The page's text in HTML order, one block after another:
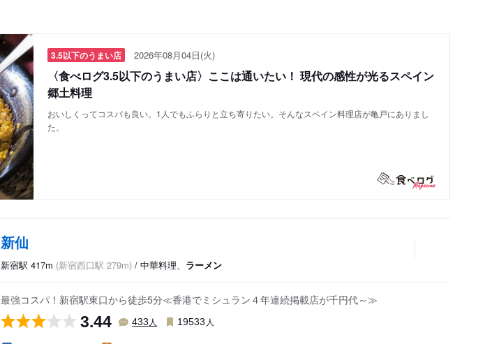
3.5以下のうまい店 2026年08月04日(火)
〈食べログ3.5以下のうまい店〉ここは通いたい！ 現代の感性が光るスペイン
郷土料理
おいしくってコスパも良い。1人でもふらりと立ち寄りたい。そんなスペイン料理店が亀戸にありまし
た。
新仙
新宿駅 417m (新宿西口駅 279m) / 中華料理、 ラーメン
最強コスパ！新宿駅東口から徒歩5分≪香港でミシュラン４年連続掲載店が千円代～≫
3.44 433 人 19533 人